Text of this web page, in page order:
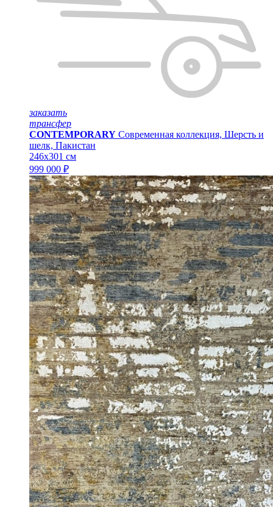
заказать
трансфер
CONTEMPORARY Современная коллекция, Шерсть и
шелк, Пакистан
246x301 см
999 000 ₽